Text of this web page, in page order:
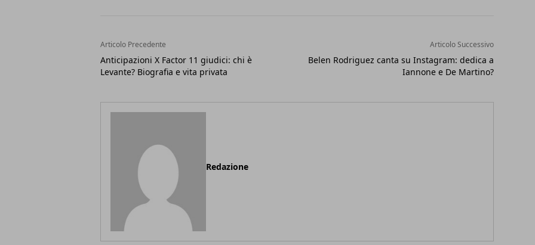
Articolo Precedente
Anticipazioni X Factor 11 giudici: chi è
Levante? Biografia e vita privata
Articolo Successivo
Belen Rodriguez canta su Instagram: dedica a
Iannone e De Martino?
Redazione